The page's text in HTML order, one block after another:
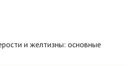
и желтизны: основные